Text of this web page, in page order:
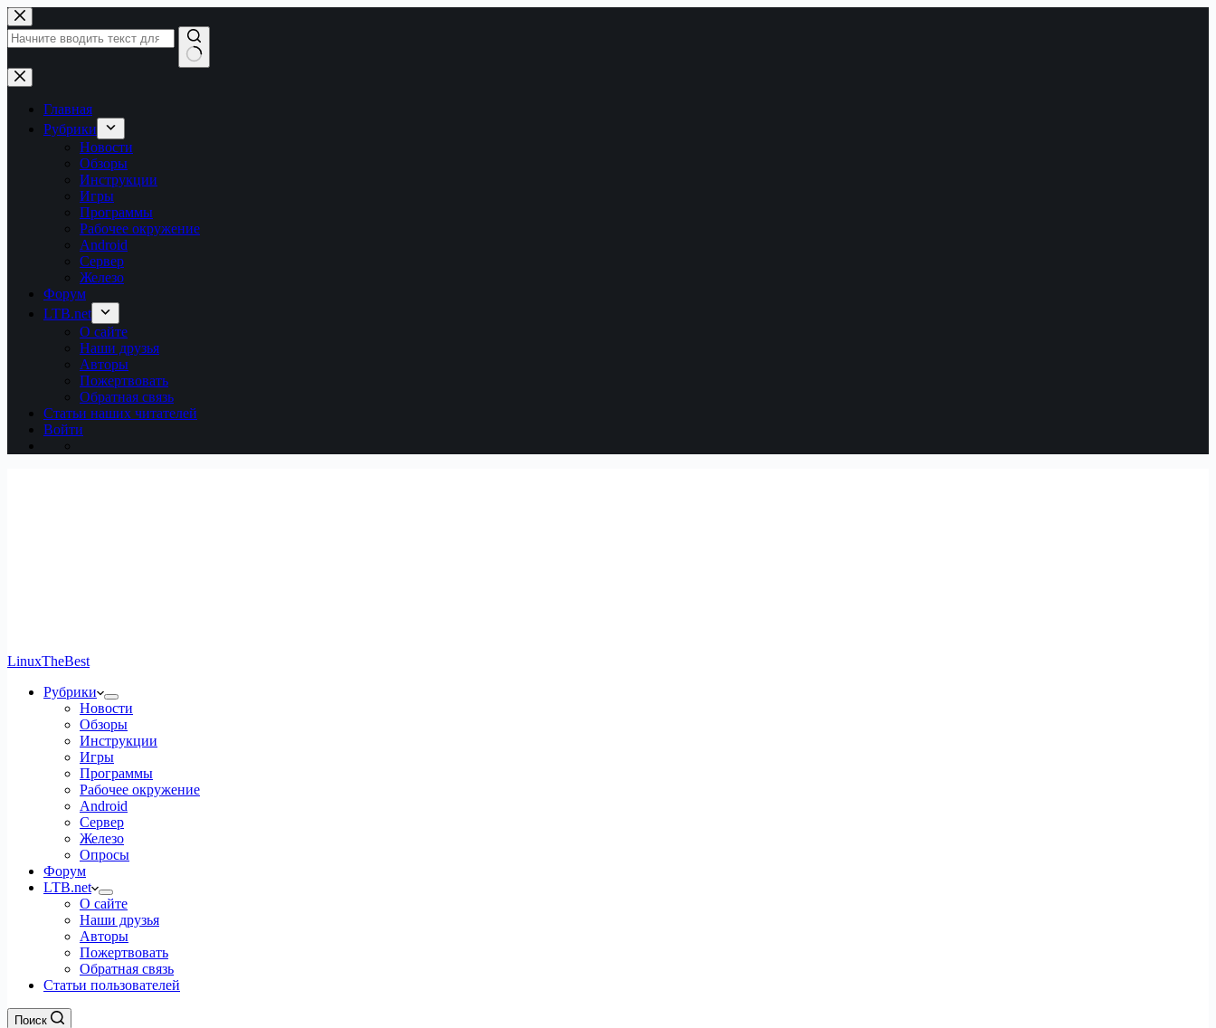
Перейти
к
сути
Ничего
не
найденоГлавная
Рубрики
Новости
Обзоры
Инструкции
Игры
Программы
Рабочее окружение
Android
Сервер
Железо
Форум
LTB.net
О сайте
Наши друзья
Авторы
Пожертвовать
Обратная связь
Статьи наших читателей
Войти
LinuxTheBest
Рубрики
Новости
Обзоры
Инструкции
Игры
Программы
Рабочее окружение
Android
Сервер
Железо
Опросы
Форум
LTB.net
О сайте
Наши друзья
Авторы
Пожертвовать
Обратная связь
Статьи пользователей
Поиск